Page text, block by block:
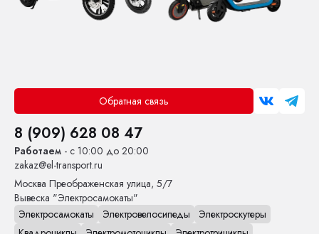
Обратная связь
8 (909) 628 08 47
Работаем - с 10:00 до 20:00
zakaz@el-transport.ru
Москва Преображенская улица, 5/7
Вывеска "Электросамокаты"
Электросамокаты
Электровелосипеды
Электроскутеры